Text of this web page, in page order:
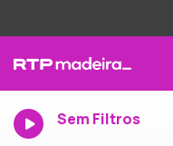
Sem Filtros